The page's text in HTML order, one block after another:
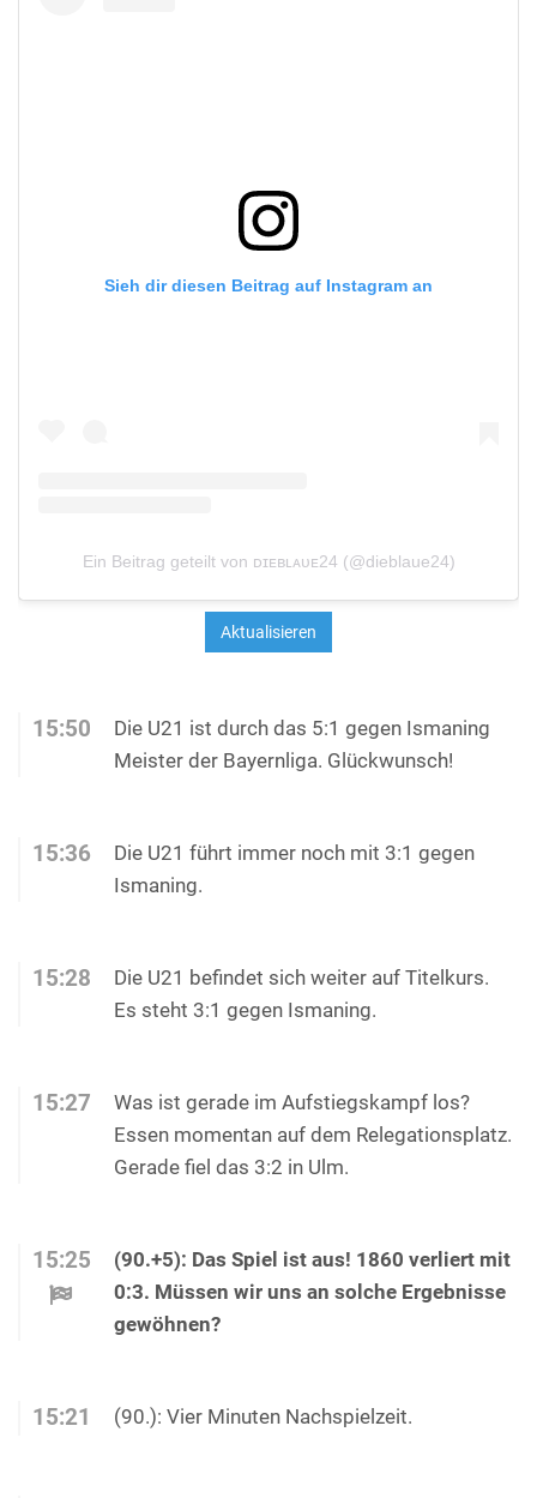
Sieh dir diesen Beitrag auf Instagram an
Ein Beitrag geteilt von ᴅɪᴇʙʟᴀᴜᴇ24 (@dieblaue24)
15:50
Die U21 ist durch das 5:1 gegen Ismaning
Meister der Bayernliga. Glückwunsch!
15:36
Die U21 führt immer noch mit 3:1 gegen
Ismaning.
15:28
Die U21 befindet sich weiter auf Titelkurs.
Es steht 3:1 gegen Ismaning.
15:27
Was ist gerade im Aufstiegskampf los?
Essen momentan auf dem Relegationsplatz.
Gerade fiel das 3:2 in Ulm.
15:25
(90.+5): Das Spiel ist aus! 1860 verliert mit
0:3. Müssen wir uns an solche Ergebnisse
gewöhnen?
15:21 (90.): Vier Minuten Nachspielzeit.